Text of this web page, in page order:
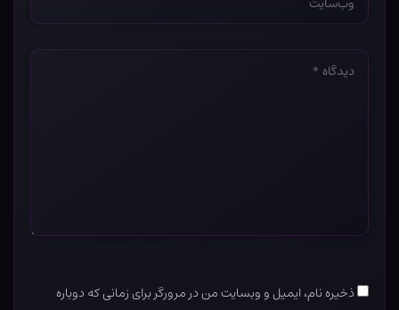
*
دیدگاه
ذخیره نام، ایمیل و وبسایت من در مرورگر برای زمانی که دوباره